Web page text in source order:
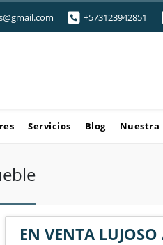
+573123942851
Servicios Blog Nuestra
EN VENTA